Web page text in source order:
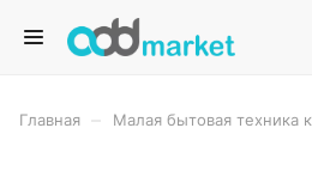
Главная Малая бытовая техника